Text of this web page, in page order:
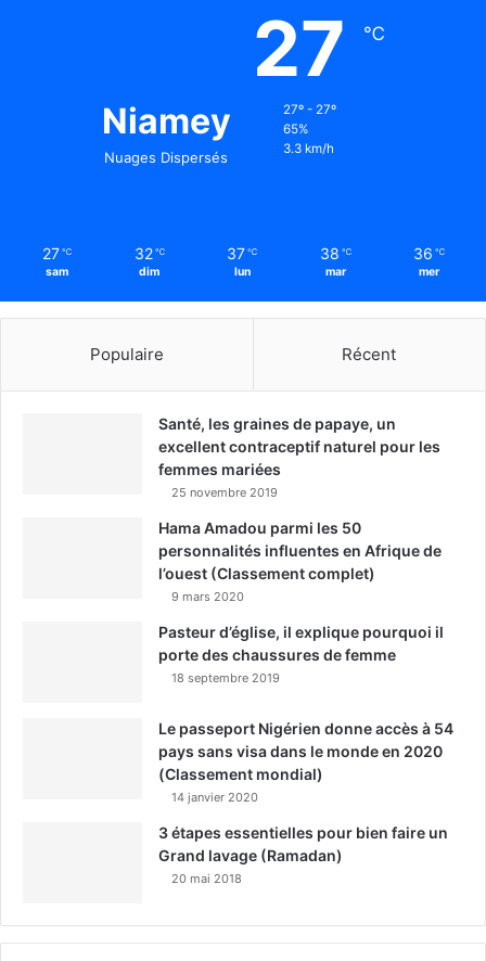
Niamey
Nuages Dispersés
27 ℃
27º - 27º
65%
3.3 km/h
27 ℃
sam
32 ℃
dim
37 ℃
lun
38 ℃
mar
36 ℃
mer
Populaire Récent
Santé, les graines de papaye, un
excellent contraceptif naturel pour les
femmes mariées
25 novembre 2019
Hama Amadou parmi les 50
personnalités influentes en Afrique de
l’ouest (Classement complet)
9 mars 2020
Pasteur d’église, il explique pourquoi il
porte des chaussures de femme
18 septembre 2019
Le passeport Nigérien donne accès à 54
pays sans visa dans le monde en 2020
(Classement mondial)
14 janvier 2020
3 étapes essentielles pour bien faire un
Grand lavage (Ramadan)
20 mai 2018